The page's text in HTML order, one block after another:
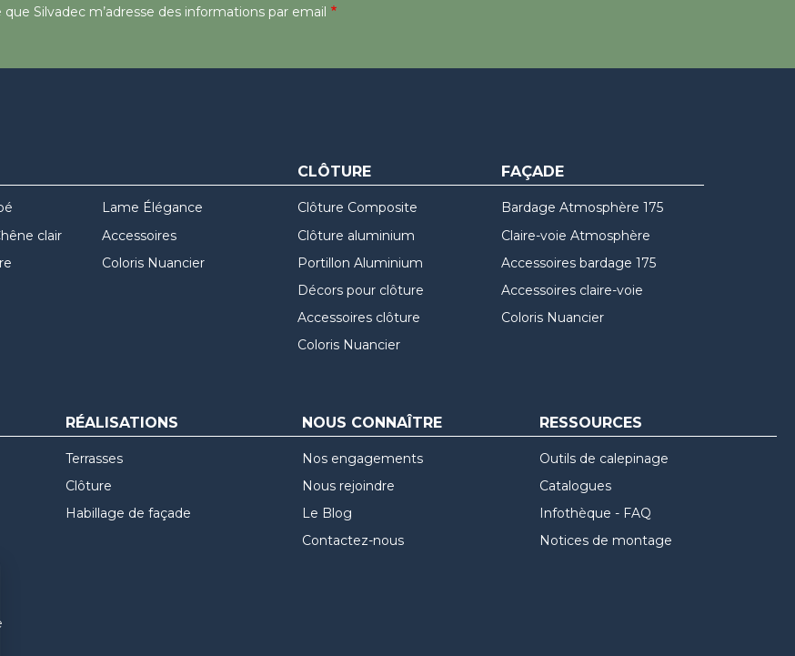
que Silvadec m’adresse des informations par email
clair
Lame Élégance
Accessoires
Coloris Nuancier
CLÔTURE
Clôture Composite
Clôture aluminium
Portillon Aluminium
Décors pour clôture
Accessoires clôture
Coloris Nuancier
FAÇADE
Bardage Atmosphère 175
Claire-voie Atmosphère
Accessoires bardage 175
Accessoires claire-voie
Coloris Nuancier
RÉALISATIONS
Terrasses
Clôture
Habillage de façade
NOUS CONNAÎTRE
Nos engagements
Nous rejoindre
Le Blog
Contactez-nous
RESSOURCES
Outils de calepinage
Catalogues
Infothèque - FAQ
Notices de montage